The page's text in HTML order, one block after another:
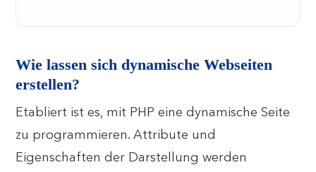
Wie lassen sich dynamische Webseiten
erstellen?
Etabliert ist es, mit PHP eine dynamische Seite
zu programmieren. Attribute und
Eigenschaften der Darstellung werden